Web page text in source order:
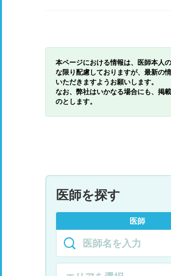
本ページにおける情報は、医師本人
な限り配慮しておりますが、最新の
いただきますようお願いします。
なお、弊社はいかなる場合にも、掲
のとします。
医師を探す
医師